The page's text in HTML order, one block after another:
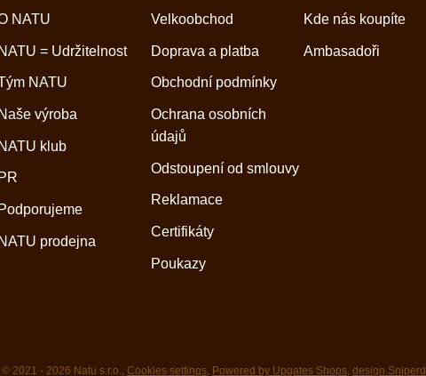
NATU
NATU = Udržitelnost
NATU
Naše výroba
NATU klub
PR
Podporujeme
NATU prodejna
Velkoobchod
Doprava a platba
Obchodní podmínky
Ochrana osobních
údajů
Odstoupení od smlouvy
Reklamace
Certifikáty
Poukazy
Kde nás koupíte
Ambasadoři
© 2021 - 2026 Natu s.r.o., Cookies settings, Powered by Upgates Shops, design